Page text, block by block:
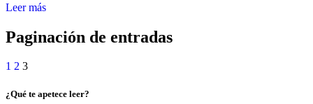
Leer más
Paginación de entradas
1 2 3
¿Qué te apetece leer?